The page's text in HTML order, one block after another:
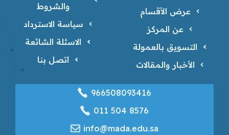
عرض الأقسام
عن المركز
التسويق بالعمولة
الأخبار والمقالات
والشروط
سياسة الاسترداد
الاسئلة الشائعة
اتصل بنا
966508093416
‎011 504 8576
info@mada.edu.sa